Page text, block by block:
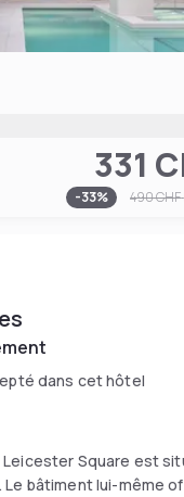
331
-33% 490 CHF
dans cet hôtel
Leicester Square est
bâtiment lui-même